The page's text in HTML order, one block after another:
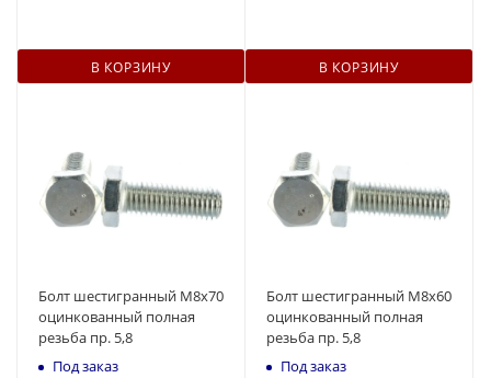
В КОРЗИНУ В КОРЗИНУ
Болт шестигранный М8x70
оцинкованный полная
резьба пр. 5,8
Под заказ
Болт шестигранный М8x60
оцинкованный полная
резьба пр. 5,8
Под заказ